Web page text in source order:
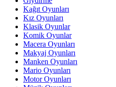
Kağıt Oyunları
Kız Oyunları
Klasik Oyunlar
Komik Oyunlar
Macera Oyunları
Makyaj Oyunları
Manken Oyunları
Mario Oyunları
Motor Oyunları